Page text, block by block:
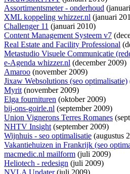
Assortimentsmeter - onderhoud
XML koppeling whizzer.nl (januari
Challenger 11 (januari 2010)
Content Management Systeem v7
Real Estate and Facility Professional
Metastudio Visuele Communicatie
e-Agenda whizzer.nl (december 2009)
Amaroo (november 2009)
Jixaw Websolutions (seo optimalisatie)
Myrit(november 2009)
Elga fournituren (oktober 2009)
bij-ons-goirle.nl (september 2009)
Union Vignerons Terres Romanes
NHTV Insight(september 2009)
Wijnhuis - seo optimalisatie (augustus
Vakantiehuizen in Frankrijk (seo
macmedic.nl mailform (juli 2009)
Heliotech - redesign (juli 2009)